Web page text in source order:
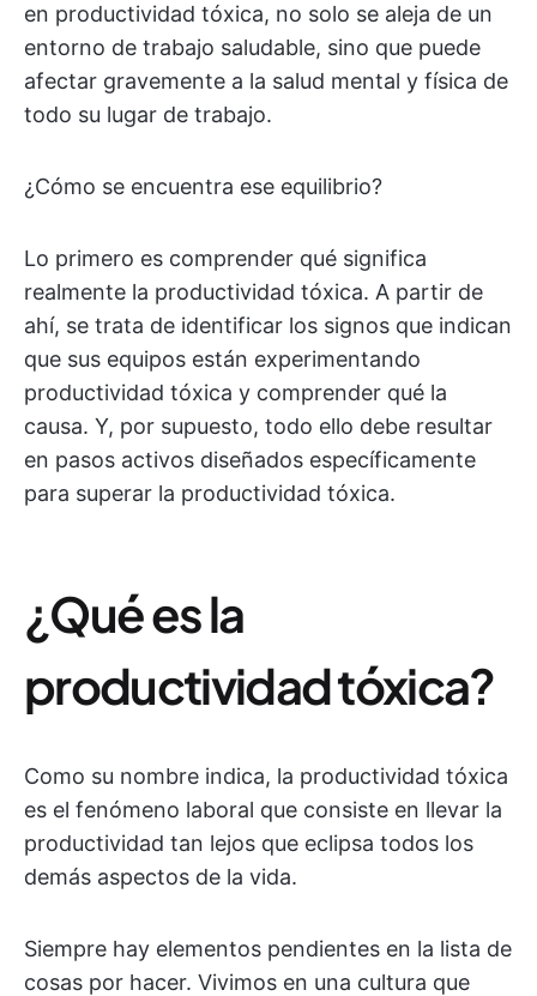
en productividad tóxica, no solo se aleja de un
entorno de trabajo saludable, sino que puede
afectar gravemente a la salud mental y física de
todo su lugar de trabajo.
¿Cómo se encuentra ese equilibrio?
Lo primero es comprender qué significa
realmente la productividad tóxica. A partir de
ahí, se trata de identificar los signos que indican
que sus equipos están experimentando
productividad tóxica y comprender qué la
causa. Y, por supuesto, todo ello debe resultar
en pasos activos diseñados específicamente
para superar la productividad tóxica.
¿Qué es la
productividad tóxica?
Como su nombre indica, la productividad tóxica
es el fenómeno laboral que consiste en llevar la
productividad tan lejos que eclipsa todos los
demás aspectos de la vida.
Siempre hay elementos pendientes en la lista de
cosas por hacer. Vivimos en una cultura que